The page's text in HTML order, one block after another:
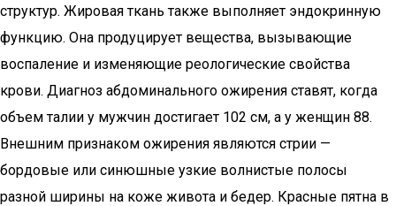
структур. Жировая ткань также выполняет эндокринную
функцию. Она продуцирует вещества, вызывающие
воспаление и изменяющие реологические свойства
крови. Диагноз абдоминального ожирения ставят, когда
объем талии у мужчин достигает 102 см, а у женщин 88.
Внешним признаком ожирения являются стрии —
бордовые или синюшные узкие волнистые полосы
разной ширины на коже живота и бедер. Красные пятна в